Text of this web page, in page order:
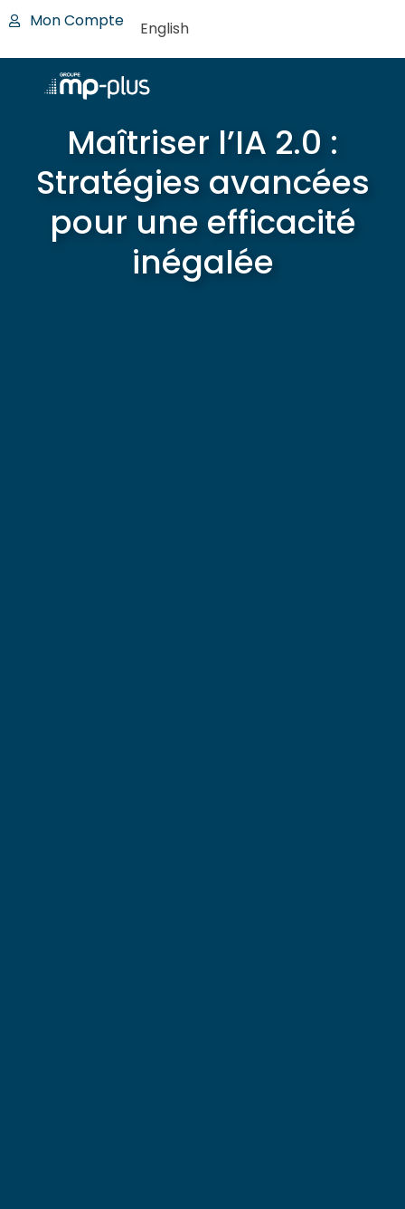
Mon Compte English
Maîtriser l’IA 2.0 :
Stratégies avancées
pour une efficacité
inégalée